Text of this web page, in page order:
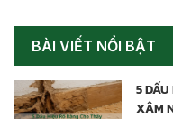
BÀI VIẾT NỔI BẬT
5
XÂM